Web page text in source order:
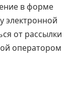
в форме
электронной
от рассылки
оператором